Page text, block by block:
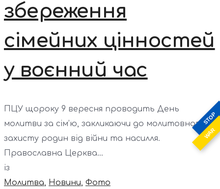
STOP
WAR
збереження
сімейних цінностей
у воєнний час
ПЦУ щороку 9 вересня проводить День
молитви за сім’ю, закликаючи до молитовного
захисту родин від війни та насилля.
Православна Церква...
із
Молитва, Новини, Фото